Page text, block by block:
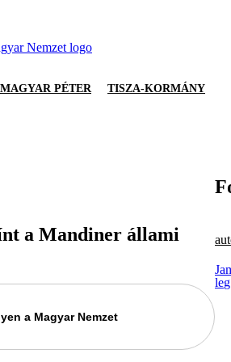
MAGYAR PÉTER TISZA-KORMÁNY
a Mandiner állami
a Magyar Nemzet